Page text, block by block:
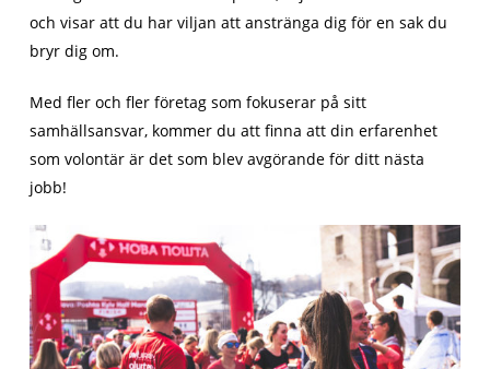
och visar att du har viljan att anstränga dig för en sak du
bryr dig om.
Med fler och fler företag som fokuserar på sitt
samhällsansvar, kommer du att finna att din erfarenhet
som volontär är det som blev avgörande för ditt nästa
jobb!